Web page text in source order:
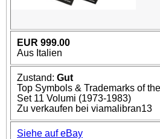
EUR 999.00
Aus Italien
Zustand: Gut
Top Symbols & Trademarks of
Set 11 Volumi (1973-1983)
Zu verkaufen bei viamalibran13
Siehe auf eBay